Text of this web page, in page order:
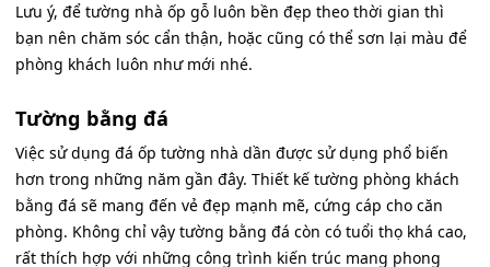
Lưu ý, để tường nhà ốp gỗ luôn bền đẹp theo thời gian thì
bạn nên chăm sóc cẩn thận, hoặc cũng có thể sơn lại màu để
phòng khách luôn như mới nhé.
Tường bằng đá
Việc sử dụng đá ốp tường nhà dần được sử dụng phổ biến
hơn trong những năm gần đây. Thiết kế tường phòng khách
bằng đá sẽ mang đến vẻ đẹp mạnh mẽ, cứng cáp cho căn
phòng. Không chỉ vậy tường bằng đá còn có tuổi thọ khá cao,
rất thích hợp với những công trình kiến trúc mang phong